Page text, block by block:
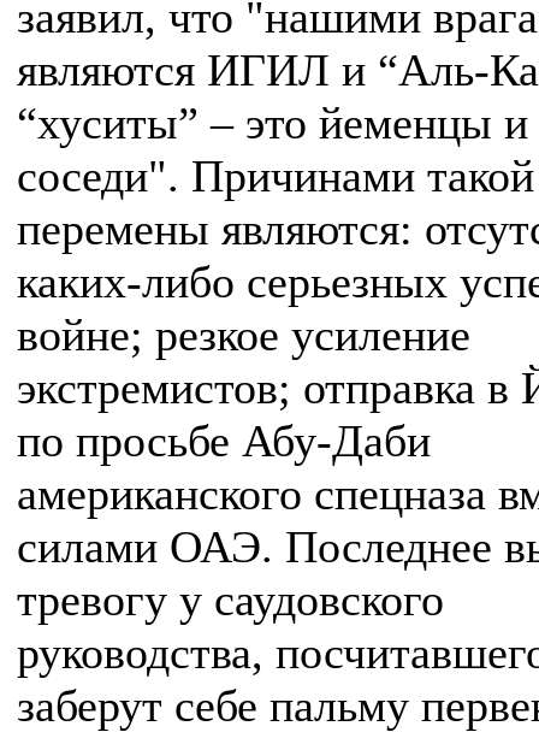
заявил, что "нашими
являются ИГИЛ и “Аль-
“хуситы” – это йеменцы
соседи". Причинами такой
перемены являются:
каких-либо серьезных
войне; резкое усиление
экстремистов; отправка в
по просьбе Абу-Даби
американского спецназа
силами ОАЭ. Последнее
тревогу у саудовского
руководства,
заберут себе пальму